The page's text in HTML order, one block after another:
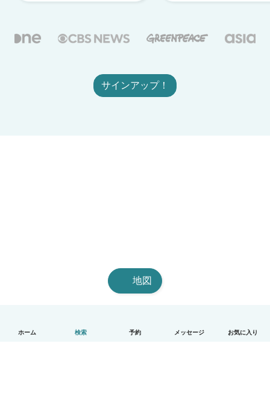
ホーム 検索 予約 メッセージ お気に入り
サインアップ！
地図